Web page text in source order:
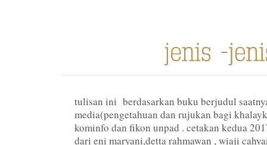
tulisan ini berdasarkan buku berjudul
media(pengetahuan dan rujukan bagi
kominfo dan fikon unpad . cetakan kedua
dari eni maryani,detta rahmawan , wiaji